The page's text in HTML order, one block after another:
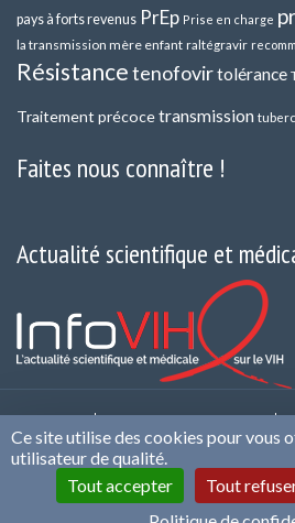
pays à forts revenus PrEp Prise en charge
la transmission mère enfant raltégravir
Résistancetenofovirtolérance
Traitement précocetransmission
Faites nous connaître !
Actualité scientifique et
confidentialité et de Protection des
légales et CGU
Infos cookies
Plan du site
Ce site utilise des cookies pour vous
utilisateur de qualité.
Tout accepter
Tout